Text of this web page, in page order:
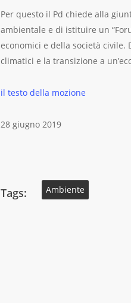
Per questo il Pd chiede alla
ambientale e di istituire un
economici e della società
climatici e la transizione a
il testo della mozione
28 giugno 2019
Tags: Ambiente